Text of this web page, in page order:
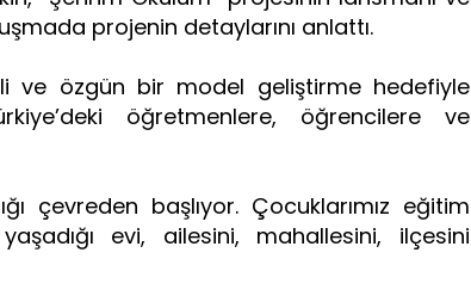
projenin detaylarını anlattı.
ve özgün bir model geliştirme hedefiyle
öğretmenlere, öğrencilere ve
çevreden başlıyor. Çocuklarımız eğitim
evi, ailesini, mahallesini, ilçesini